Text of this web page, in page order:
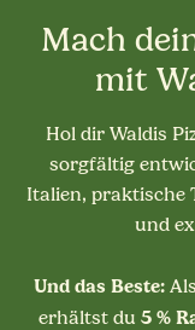
Mach
mit
Hol dir Waldis
sorgfältig
Italien, praktische
und
Und das Beste:
erhältst du 5 %